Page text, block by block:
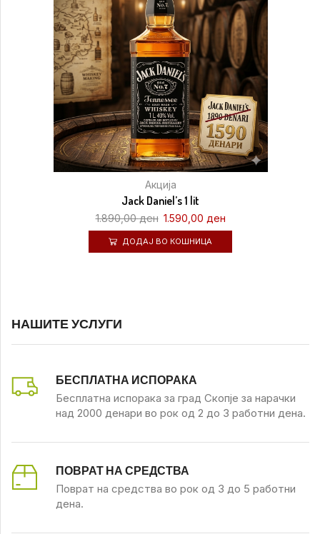
Акција
Jack Daniel’s 1 lit
1.890,00ден 1.590,00 ден
ДОДАЈ ВО КОШНИЦА
НАШИТЕ УСЛУГИ
БЕСПЛАТНА ИСПОРАКА
Бесплатна испорака за град Скопје за нарачки
над 2000 денари во рок од 2 до 3 работни дена.
ПОВРАТ НА СРЕДСТВА
Поврат на средства во рок од 3 до 5 работни
дена.